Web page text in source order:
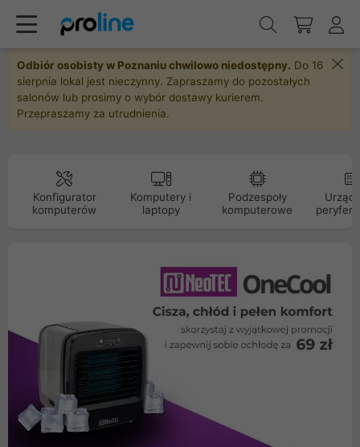
Odbiór osobisty w Poznaniu chwilowo niedostępny. Do 16
sierpnia lokal jest nieczynny. Zapraszamy do pozostałych
salonów lub prosimy o wybór dostawy kurierem.
Przepraszamy za utrudnienia.
Konfigurator
komputerów
Komputery i
laptopy
Podzespoły
komputerowe